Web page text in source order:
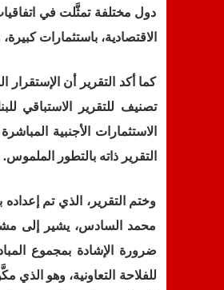
دول مختلفة تمثَّلت في
الاقتصادية، باستثمارات
كما أكد التقرير أن
التقرير ذاته بالتطور الملموس.
وختم التقرير، الذي تم
محمد السادس، يشير إلى
ضرورة الإشادة بمجموع
للفلاحة التعاونية، وهو الذي